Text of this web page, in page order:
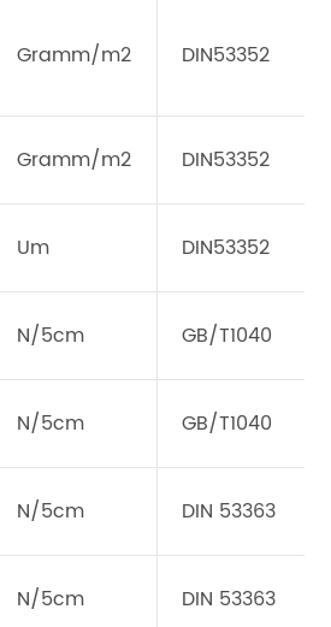
Gramm/m2 DIN53352
Gramm/m2 DIN53352
Um DIN53352
N/5cm GB/T1040
N/5cm GB/T1040
N/5cm DIN 53363
N/5cm DIN 53363